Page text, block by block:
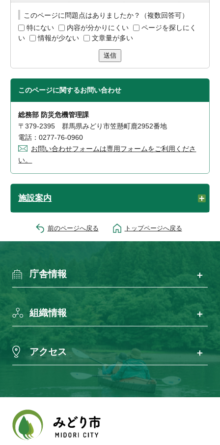
このページに問題点はありましたか？（複数回答可）
特にない
内容が分かりにくい
ページを探しにく
い
情報が少ない 文章量が多い
送信
このページに関するお問い合わせ
総務部 防災危機管理課
〒379-2395 群馬県みどり市笠懸町鹿2952番地
電話：0277-76-0960
お問い合わせフォームは専用フォームをご利用くださ
い。
施設案内
前のページへ戻る トップページへ戻る
庁舎情報
組織情報
アクセス